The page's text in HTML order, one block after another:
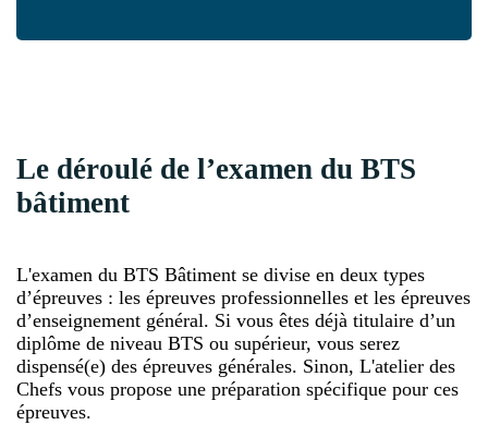
Le déroulé de l’examen du BTS
bâtiment
L'examen du BTS Bâtiment se divise en deux types
d’épreuves : les épreuves professionnelles et les épreuves
d’enseignement général. Si vous êtes déjà titulaire d’un
diplôme de niveau BTS ou supérieur, vous serez
dispensé(e) des épreuves générales. Sinon, L'atelier des
Chefs vous propose une préparation spécifique pour ces
épreuves.